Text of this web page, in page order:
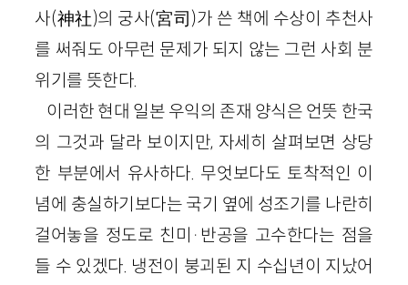
사(神社)의 궁사(宮司)가 쓴 책에 수상이 추천사
를 써줘도 아무런 문제가 되지 않는 그런 사회 분
위기를 뜻한다.
이러한 현대 일본 우익의 존재 양식은 언뜻 한국
의 그것과 달라 보이지만, 자세히 살펴보면 상당
한 부분에서 유사하다. 무엇보다도 토착적인 이
념에 충실하기보다는 국기 옆에 성조기를 나란히
걸어놓을 정도로 친미·반공을 고수한다는 점을
들 수 있겠다. 냉전이 붕괴된 지 수십년이 지났어